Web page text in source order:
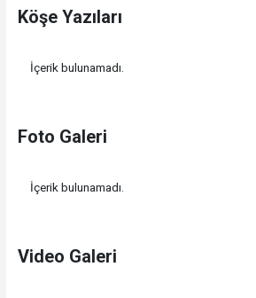
Köşe Yazıları
İçerik bulunamadı.
Foto Galeri
İçerik bulunamadı.
Video Galeri